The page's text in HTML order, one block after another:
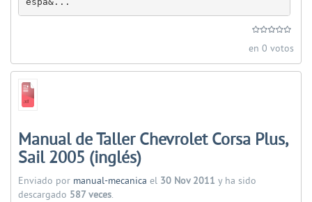
en 0 votos
Manual de Taller Chevrolet Corsa Plus,
Sail 2005 (inglés)
Enviado por manual-mecanica el 30 Nov 2011 y ha sido
descargado 587 veces.